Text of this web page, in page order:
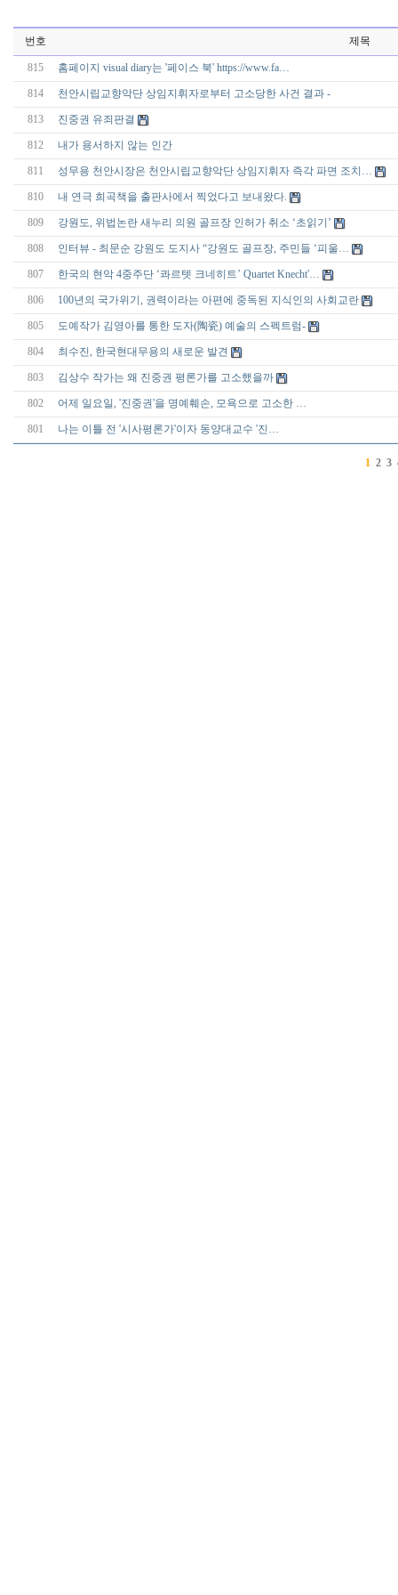
번호 제목
815 홈페이지 visual diary는 '페이스 북' https://www.fa…
814 천안시립교향악단 상임지휘자로부터 고소당한 사건 결과 -
813 진중권 유죄판결
812 내가 용서하지 않는 인간
811 성무용 천안시장은 천안시립교향악단 상임지휘자 즉각 파면 조치…
810 내 연극 희곡책을 출판사에서 찍었다고 보내왔다.
809 강원도, 위법논란 새누리 의원 골프장 인허가 취소 ‘초읽기’
808 인터뷰 - 최문순 강원도 도지사 “강원도 골프장, 주민들 ‘피울…
807 한국의 현악 4중주단 ‘콰르텟 크네히트’ Quartet Knecht'…
806 100년의 국가위기, 권력이라는 아편에 중독된 지식인의 사회교란
805 도예작가 김영아를 통한 도자(陶瓷) 예술의 스펙트럼-
804 최수진, 한국현대무용의 새로운 발견
803 김상수 작가는 왜 진중권 평론가를 고소했을까
802 어제 일요일, '진중권'을 명예훼손, 모욕으로 고소한 …
801 나는 이틀 전 '시사평론가'이자 동양대교수 '진…
1 2 3